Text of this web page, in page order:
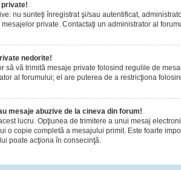
private!
nu sunteţi înregistrat şi/sau autentificat,
private. Contactaţi un administrator al
nedorite!
să vă trimită mesaje private folosind regulile de
al forumului; el are puterea de a restricţiona
mesaje abuzive de la cineva din forum!
lucru. Opţiunea de trimitere a unui mesaj
o copie completă a mesajului primit. Este foarte
poate acţiona în consecinţă.